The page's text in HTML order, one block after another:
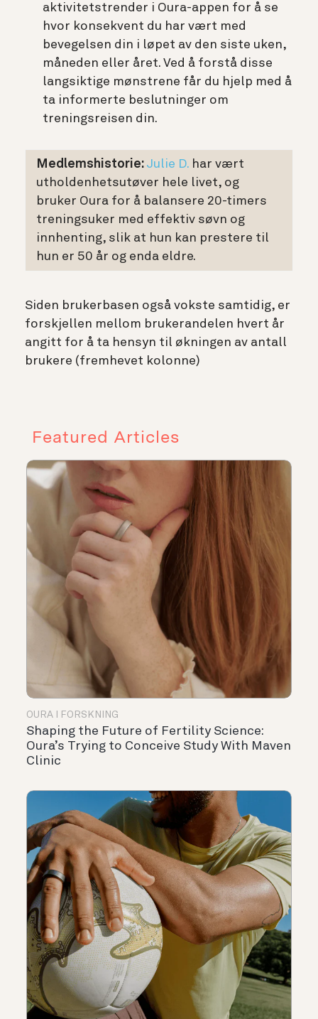
aktivitetstrender i Oura-appen for å se
hvor konsekvent du har vært med
bevegelsen din i løpet av den siste uken,
måneden eller året. Ved å forstå disse
langsiktige mønstrene får du hjelp med å
ta informerte beslutninger om
treningsreisen din.
Medlemshistorie: Julie D. har vært
utholdenhetsutøver hele livet, og
bruker Oura for å balansere 20-timers
treningsuker med effektiv søvn og
innhenting, slik at hun kan prestere til
hun er 50 år og enda eldre.
Siden brukerbasen også vokste samtidig, er
forskjellen mellom brukerandelen hvert år
angitt for å ta hensyn til økningen av antall
brukere (fremhevet kolonne)
Featured Articles
OURA I FORSKNING
Shaping the Future of Fertility Science:
Oura’s Trying to Conceive Study With Maven
Clinic